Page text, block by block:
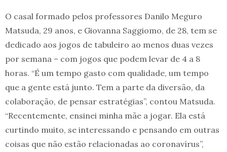
O casal formado pelos professores Danilo Meguro
Matsuda, 29 anos, e Giovanna Saggiomo, de 28, tem se
dedicado aos jogos de tabuleiro ao menos duas vezes
por semana – com jogos que podem levar de 4 a 8
horas. “É um tempo gasto com qualidade, um tempo
que a gente está junto. Tem a parte da diversão, da
colaboração, de pensar estratégias”, contou Matsuda.
“Recentemente, ensinei minha mãe a jogar. Ela está
curtindo muito, se interessando e pensando em outras
coisas que não estão relacionadas ao coronavírus”,